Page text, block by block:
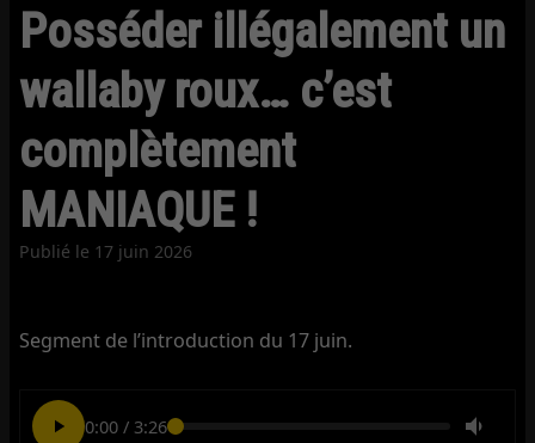
Posséder illégalement un
wallaby roux… c’est
complètement
MANIAQUE !
Publié le 17 juin 2026
Segment de l’introduction du 17 juin.
0:00/ 3:26